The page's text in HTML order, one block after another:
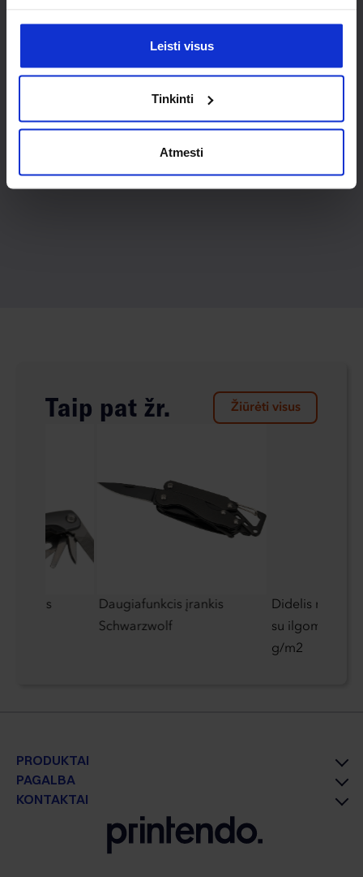
Leisti visus
Tinkinti
Atmesti
Taip pat žr. Žiūrėti visus
įrankis
Daugiafunkcis įrankis
Schwarzwolf
Didelis
su ilgomis
g/m2
PRODUKTAI
PAGALBA
KONTAKTAI